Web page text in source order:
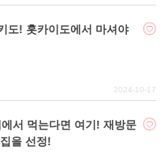
도! 홋카이도에서 마셔야
2024-10-17
서 먹는다면 여기! 재방문
을 선정!